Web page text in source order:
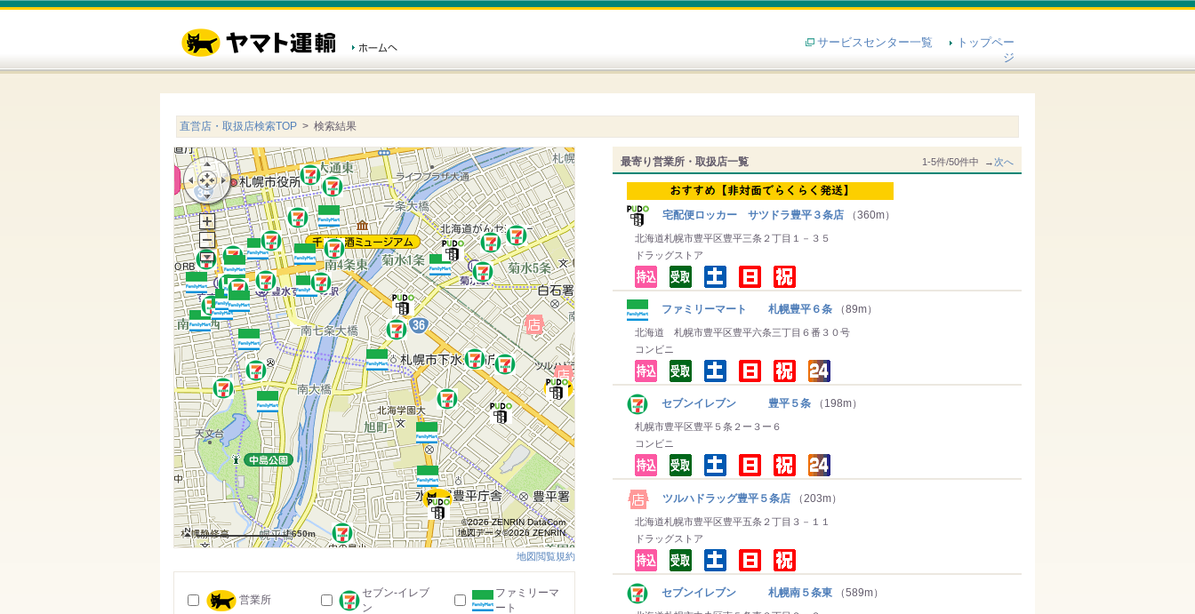
サービスセンター一覧
トップペー
ジ
直営店・取扱店検索TOP > 検索結果
最寄り営業所・取扱店一覧 1-5件/50件中 →次へ
宅配便ロッカー サツドラ豊平３条店 （360m）
北海道札幌市豊平区豊平三条２丁目１－３５
ドラッグストア
ファミリーマート 札幌豊平６条 （89m）
北海道 札幌市豊平区豊平六条三丁目６番３０号
コンビニ
セブンイレブン 豊平５条 （198m）
札幌市豊平区豊平５条２ー３ー６
コンビニ
ツルハドラッグ豊平５条店 （203m）
北海道札幌市豊平区豊平五条２丁目３－１１
ドラッグストア
セブンイレブン 札幌南５条東 （589m）
650m
©2026 ZENRIN DataCom
地図データ©2026 ZENRIN
地図閲覧規約
営業所
セブン-イレブ
ン
ファミリーマ
ート